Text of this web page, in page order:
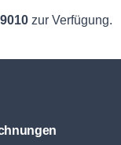
zur Verfügung.